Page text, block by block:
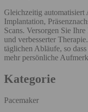
Gleichzeitig automatisiert
Implantation,
Scans. Versorgen Sie
und verbesserter
täglichen Abläufe, so
mehr persönliche
Kategorie
Pacemaker